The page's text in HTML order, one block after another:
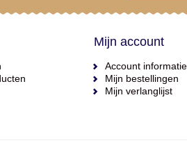
Mijn account
Account informatie
Mijn bestellingen
Mijn verlanglijst